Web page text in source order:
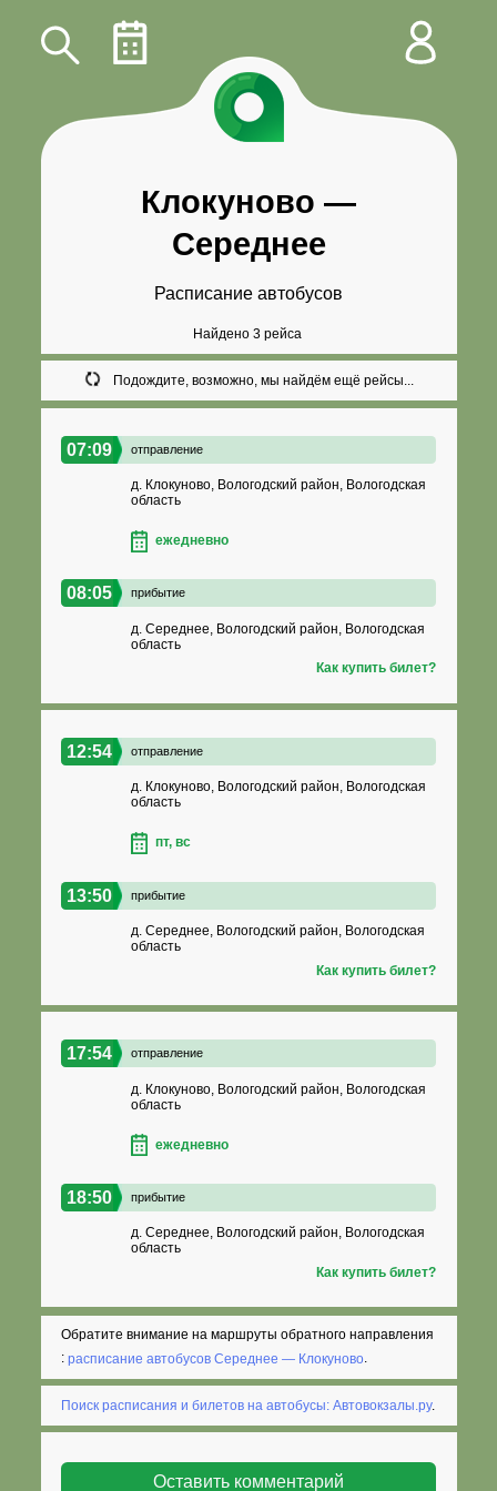
Клокуново —
Середнее
Расписание автобусов
Найдено 3 рейса
Подождите, возможно, мы найдём ещё рейсы...
07:09 отправление
д. Клокуново, Вологодский район, Вологодская
область
ежедневно
08:05 прибытие
д. Середнее, Вологодский район, Вологодская
область
Как купить билет?
12:54 отправление
д. Клокуново, Вологодский район, Вологодская
область
пт, вс
13:50 прибытие
д. Середнее, Вологодский район, Вологодская
область
Как купить билет?
17:54 отправление
д. Клокуново, Вологодский район, Вологодская
область
ежедневно
18:50 прибытие
д. Середнее, Вологодский район, Вологодская
область
Как купить билет?
Обратите внимание на маршруты обратного направления
:расписание автобусов Середнее — Клокуново.
Поиск расписания и билетов на автобусы: Автовокзалы.ру.